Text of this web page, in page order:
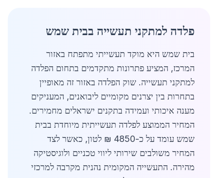
פלדה למתקני תעשייה בבית שמש
בית שמש היא מוקד תעשייתי מתפתח באזור
המרכז, המציע פתרונות מתקדמים בתחום הפלדה
למתקני תעשייה. שוק הפלדה באזור זה מאופיין
בתחרות בין יצרנים מקומיים ליבואנים, המעניקים
מענה איכותי ועמידה בתקנים ישראלים מחמירים.
המחיר הממוצע לפלדה תעשייתית מיוחדת בבית
שמש עומד על כ-4850 ₪ לטון, כאשר לצד
המחיר משולבים שירותי ליווי טכניים ולוגיסטיקה
מהירה. התעשייה המקומית נהנית מקרבה למרכזי